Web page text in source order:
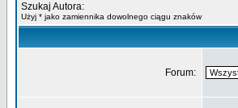
Szukaj Autora:
Użyj * jako zamiennika dowolnego ciągu znaków
Forum: